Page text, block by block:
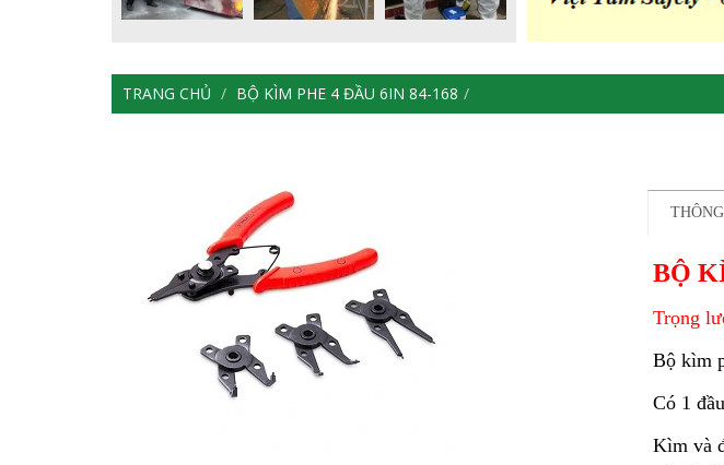
TRANG CHỦ BỘ KÌM PHE 4 ĐẦU 6IN 84-168
BỘ
Trọng
Bộ kìm
Có 1
Kìm và